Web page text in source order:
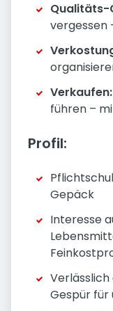
Qualitäts-
vergessen
Verkaufen:
führen –
Profil:
Gepäck
Interesse
Gespür für